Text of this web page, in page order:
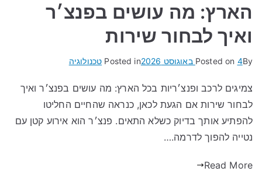
הארץ: מה עושים בפנצ׳ר
ואיך לבחור שירות
By
Posted on 4 באוגוסט 2026 Posted in טכנולוגיה
צמיגים לרכב ופנצ׳ריות בכל הארץ: מה עושים בפנצ׳ר ואיך
לבחור שירות אם הגעת לכאן, כנראה שהחיים החליטו
להפתיע אותך בדיוק כשלא התאים. פנצ׳ר הוא אירוע קטן עם
נטייה להפוך לדרמה.…
Read More